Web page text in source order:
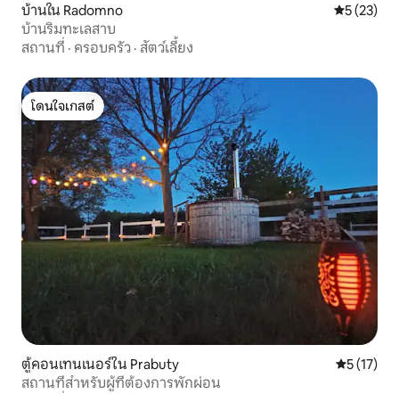
บ้านใน Radomno คะแนนเฉลี่
5 (23)
บ้านริมทะเลสาบ
สถานที่ · ครอบครัว · สัตว์เลี้ยง
โดนใจเกสต์
โดนใจเกสต์
ตู้คอนเทนเนอร์ใน Prabuty คะแนนเฉลี่
5 (17)
สถานที่สำหรับผู้ที่ต้องการพักผ่อน